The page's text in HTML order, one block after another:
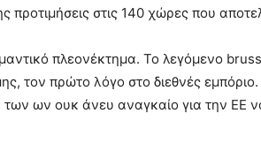
προτιμήσεις στις 140 χώρες που
πλεονέκτημα. Το λεγόμενο
τον πρώτο λόγο στο διεθνές
των ων ουκ άνευ αναγκαίο για την ΕΕ